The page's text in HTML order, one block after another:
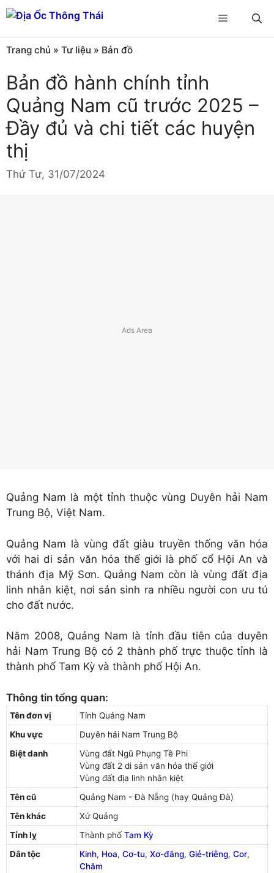
Chuyển
đến
nội
dung
Menu
Trang chủ » Tư liệu » Bản đồ
Bản đồ hành chính tỉnh
Quảng Nam cũ trước 2025 –
Đầy đủ và chi tiết các huyện
thị
Thứ Tư, 31/07/2024
Quảng Nam là một tỉnh thuộc vùng Duyên hải Nam
Trung Bộ, Việt Nam.
Quảng Nam là vùng đất giàu truyền thống văn hóa
với hai di sản văn hóa thế giới là phố cổ Hội An và
thánh địa Mỹ Sơn. Quảng Nam còn là vùng đất địa
linh nhân kiệt, nơi sản sinh ra nhiều người con ưu tú
cho đất nước.
Năm 2008, Quảng Nam là tỉnh đầu tiên của duyên
hải Nam Trung Bộ có 2 thành phố trực thuộc tỉnh là
thành phố Tam Kỳ và thành phố Hội An.
Thông tin tổng quan:
Tên đơn vị
Tỉnh Quảng Nam
Khu vực
Duyên hải Nam Trung Bộ
Biệt danh
Vùng đất Ngũ Phụng Tề Phi
Vùng đất 2 di sản văn hóa thế giới
Vùng đất địa linh nhân kiệt
Tên cũ
Quảng Nam - Đà Nẵng (hay Quảng Đà)
Tên khác
Xứ Quảng
Tỉnh lỵ
Thành phố Tam Kỳ
Dân tộc
Kinh, Hoa, Cơ-tu, Xơ-đăng, Giẻ-triêng, Cor,
Chăm